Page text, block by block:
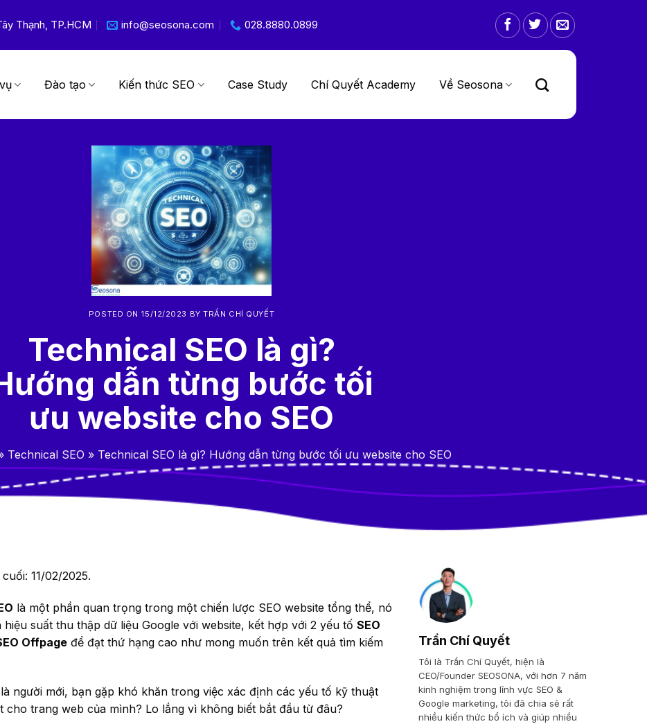
Thạnh, TP.HCM info@seosona.com 028.8880.0899
Đào tạo Kiến thức SEO Case Study Chí Quyết Academy Về Seosona
POSTED ON 15/12/2023 BYTRẦN CHÍ QUYẾT
Technical SEO là gì?
dẫn từng bước tối
ưu website cho SEO
Technical SEO » Technical SEO là gì? Hướng dẫn từng bước tối ưu website cho SEO
11/02/2025.
là một phần quan trọng trong một chiến lược SEO website tổng thể, nó
hiệu suất thu thập dữ liệu Google với website, kết hợp với 2 yếu tố SEO
Offpage để đạt thứ hạng cao như mong muốn trên kết quả tìm kiếm
người mới, bạn gặp khó khăn trong việc xác định các yếu tố kỹ thuật
cho trang web của mình? Lo lắng vì không biết bắt đầu từ đâu?
Trần Chí Quyết
Tôi là Trần Chí Quyết, hiện là
CEO/Founder SEOSONA, với hơn 7 năm
kinh nghiệm trong lĩnh vực SEO &
Google marketing, tôi đã chia sẻ rất
nhiều kiến thức bổ ích và giúp nhiều